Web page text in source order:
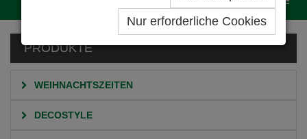
Nur erforderliche Cookies
PRODUKTE
WEIHNACHTSZEITEN
DECOSTYLE